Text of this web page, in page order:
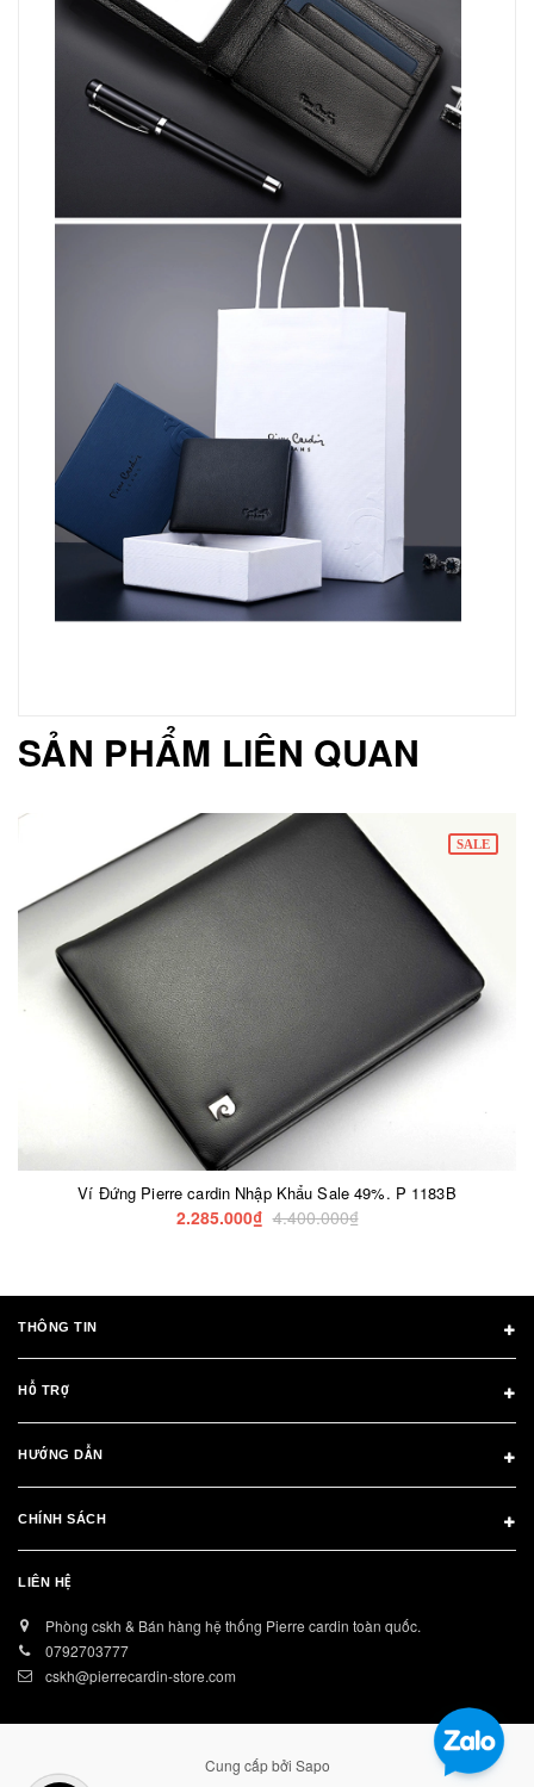
SẢN PHẨM LIÊN QUAN
SALE
Ví Đứng Pierre cardin Nhập Khẩu Sale 49%. P 1183B
2.285.000₫ 4.400.000₫
THÔNG TIN
HỖ TRỢ
HƯỚNG DẪN
CHÍNH SÁCH
LIÊN HỆ
Phòng cskh & Bán hàng hệ thống Pierre cardin toàn quốc.
0792703777
cskh@pierrecardin-store.com
Cung cấp bởi Sapo